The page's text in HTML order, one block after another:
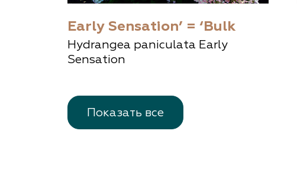
Early Sensation’ = ‘Bulk
Hydrangea paniculata Early
Sensation
Показать все